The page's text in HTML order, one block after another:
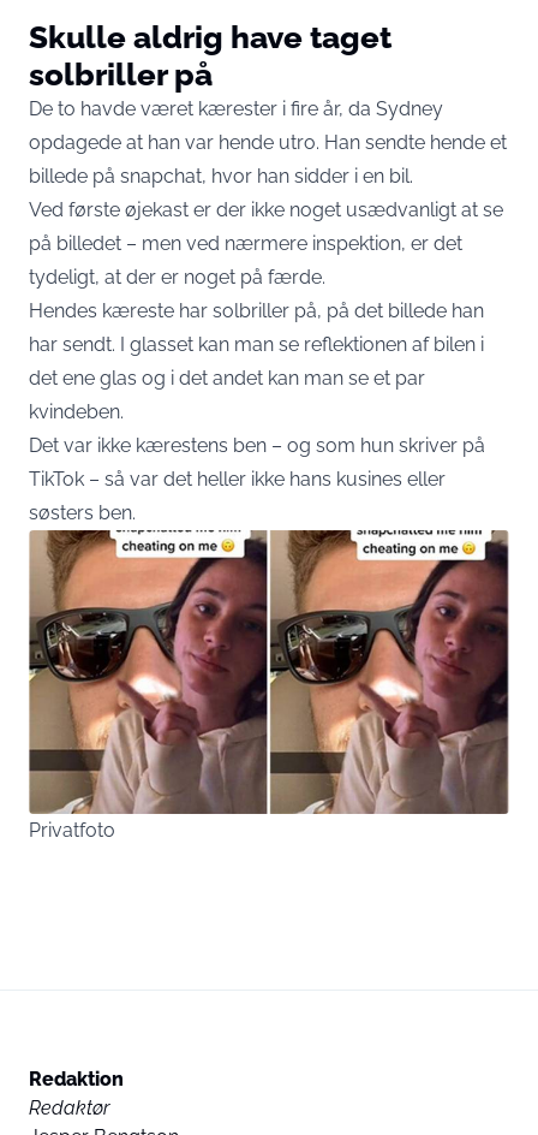
Skulle aldrig have taget
solbriller på
De to havde været kærester i fire år, da Sydney
opdagede at han var hende utro. Han sendte hende et
billede på snapchat, hvor han sidder i en bil.
Ved første øjekast er der ikke noget usædvanligt at se
på billedet – men ved nærmere inspektion, er det
tydeligt, at der er noget på færde.
Hendes kæreste har solbriller på, på det billede han
har sendt. I glasset kan man se reflektionen af bilen i
det ene glas og i det andet kan man se et par
kvindeben.
Det var ikke kærestens ben – og som hun skriver på
TikTok – så var det heller ikke hans kusines eller
søsters ben.
Privatfoto
Redaktion
Redaktør